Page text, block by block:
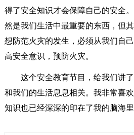
得了安全知识才会保障自己的安全
然是我们生活中最重要的东西，但
想防范火灾的发生，必须从我们自
高安全意识，预防火灾。
这个安全教育节目，给我们讲
和我们的生活息息相关。我非常喜
知识也已经深深的印在了我的脑海里